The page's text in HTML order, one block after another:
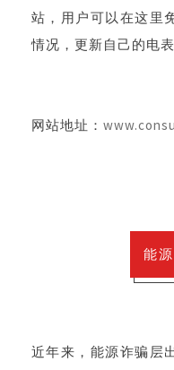
站，用户可以在这里
情况，更新自己的电表
网站地址：
能
近年来，能源诈骗层